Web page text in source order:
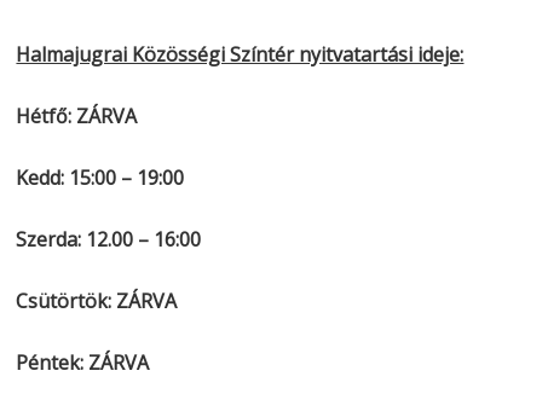
Halmajugrai Közösségi Színtér nyitvatartási ideje:
Hétfő: ZÁRVA
Kedd: 15:00 – 19:00
Szerda: 12.00 – 16:00
Csütörtök: ZÁRVA
Péntek: ZÁRVA